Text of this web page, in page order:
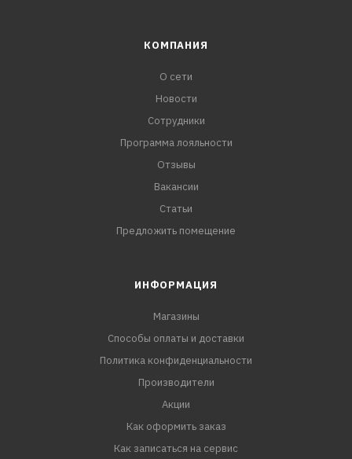
КОМПАНИЯ
О сети
Новости
Сотрудники
Программа лояльности
Отзывы
Вакансии
Статьи
Предложить помещение
ИНФОРМАЦИЯ
Магазины
Способы оплаты и доставки
Политика конфиденциальности
Производители
Акции
Как оформить заказ
Как записаться на сервис